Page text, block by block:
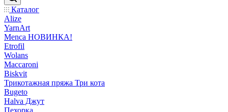
Каталог
Alize
YarnArt
Menca НОВИНКА!
Etrofil
Wolans
Maccaroni
Biskvit
Трикотажная пряжа Три кота
Bugeto
Halva Джут
Пехорка